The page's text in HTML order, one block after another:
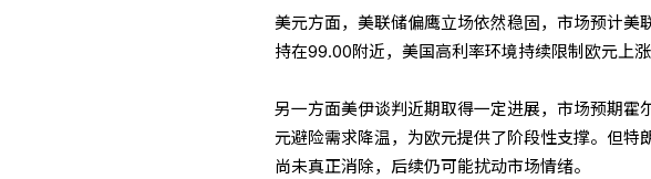
美元方面，美联储偏鹰立场依然稳固，市场预计
持在99.00附近，美国高利率环境持续限制欧元上涨
另一方面美伊谈判近期取得一定进展，市场预期
元避险需求降温，为欧元提供了阶段性支撑。但特
尚未真正消除，后续仍可能扰动市场情绪。